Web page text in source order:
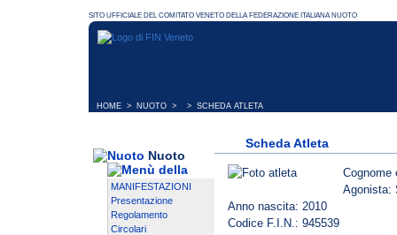
HOME > NUOTO > > SCHEDA ATLETA
Nuoto
MANIFESTAZIONI
Presentazione
Regolamento
Circolari
Scheda Atleta
Agonista:
Anno nascita: 2010
Codice F.I.N.: 945539